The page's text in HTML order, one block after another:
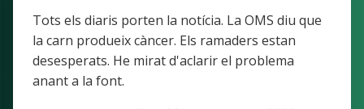
Tots els diaris porten la notícia. La OMS diu que
la carn produeix càncer. Els ramaders estan
desesperats. He mirat d'aclarir el problema
anant a la font.